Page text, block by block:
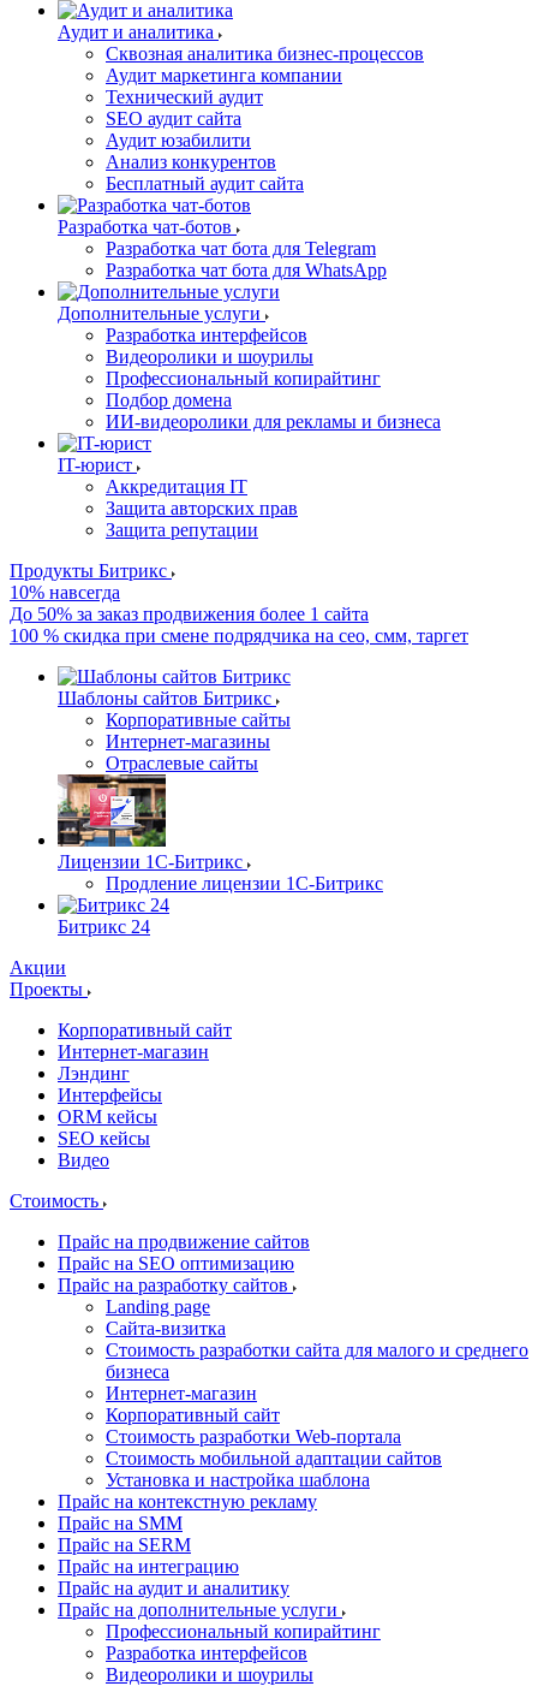
Аудит и аналитика
Сквозная аналитика бизнес-процессов
Аудит маркетинга компании
Технический аудит
SEO аудит сайта
Аудит юзабилити
Анализ конкурентов
Бесплатный аудит сайта
Разработка чат-ботов
Разработка чат бота для Telegram
Разработка чат бота для WhatsApp
Дополнительные услуги
Разработка интерфейсов
Видеоролики и шоурилы
Профессиональный копирайтинг
Подбор домена
ИИ-видеоролики для рекламы и бизнеса
IT-юрист
Аккредитация IT
Защита авторских прав
Защита репутации
Продукты Битрикс
10% навсегда
До 50% за заказ продвижения более 1 сайта
100 % скидка при смене подрядчика на сео, смм, таргет
Шаблоны сайтов Битрикс
Корпоративные сайты
Интернет-магазины
Отраслевые сайты
Лицензии 1С-Битрикс
Продление лицензии 1С-Битрикс
Битрикс 24
Акции
Проекты
Корпоративный сайт
Интернет-магазин
Лэндинг
Интерфейсы
ORM кейсы
SEO кейсы
Видео
Стоимость
Прайс на продвижение сайтов
Прайс на SEO оптимизацию
Прайс на разработку сайтов
Landing page
Cайта-визитка
Стоимость разработки сайта для малого и среднего
бизнеса
Интернет-магазин
Корпоративный сайт
Стоимость разработки Web-портала
Стоимость мобильной адаптации сайтов
Установка и настройка шаблона
Прайс на контекстную рекламу
Прайс на SMM
Прайс на SERM
Прайс на интеграцию
Прайс на аудит и аналитику
Прайс на дополнительные услуги
Профессиональный копирайтинг
Разработка интерфейсов
Видеоролики и шоурилы